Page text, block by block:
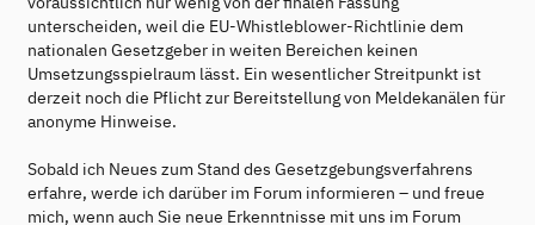
unterscheiden, weil die EU-Whistleblower-Richtlinie dem
nationalen Gesetzgeber in weiten Bereichen keinen
Umsetzungsspielraum lässt. Ein wesentlicher Streitpunkt ist
derzeit noch die Pflicht zur Bereitstellung von Meldekanälen für
anonyme Hinweise.
Sobald ich Neues zum Stand des Gesetzgebungsverfahrens
erfahre, werde ich darüber im Forum informieren – und freue
mich, wenn auch Sie neue Erkenntnisse mit uns im Forum